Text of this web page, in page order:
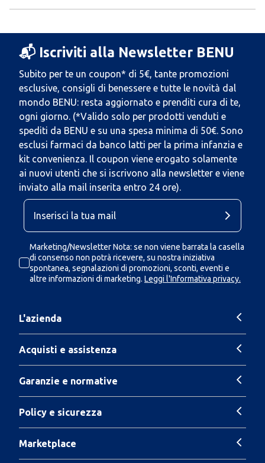
📬 Iscriviti alla Newsletter BENU
Subito per te un coupon* di 5€, tante promozioni
esclusive, consigli di benessere e tutte le novità dal
mondo BENU: resta aggiornato e prenditi cura di te,
ogni giorno. (*Valido solo per prodotti venduti e
spediti da BENU e su una spesa minima di 50€. Sono
esclusi farmaci da banco latti per la prima infanzia e
kit convenienza. Il coupon viene erogato solamente
ai nuovi utenti che si iscrivono alla newsletter e viene
inviato alla mail inserita entro 24 ore).
Marketing/Newsletter Nota: se non viene barrata la casella
di consenso non potrà ricevere, su nostra iniziativa
spontanea, segnalazioni di promozioni, sconti, eventi e
altre informazioni di marketing. Leggi l'Informativa privacy.
L'azienda
Acquisti e assistenza
Garanzie e normative
Policy e sicurezza
Marketplace